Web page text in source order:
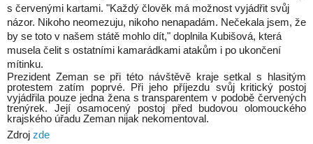
s červenými kartami. "Každý člověk má možnost vyjádřit svůj
názor. Nikoho neomezuju, nikoho nenapadám. Nečekala jsem, že
by se toto v našem státě mohlo dít," doplnila Kubišová, která
musela čelit s ostatními kamarádkami atakům i po ukončení
mítinku.
Prezident Zeman se při této návštěvě kraje setkal s hlasitým
protestem zatím poprvé. Při jeho příjezdu svůj kritický postoj
vyjádřila pouze jedna žena s transparentem v podobě červených
trenýrek. Její osamocený postoj před budovou olomouckého
krajského úřadu Zeman nijak nekomentoval.
Zdroj zde